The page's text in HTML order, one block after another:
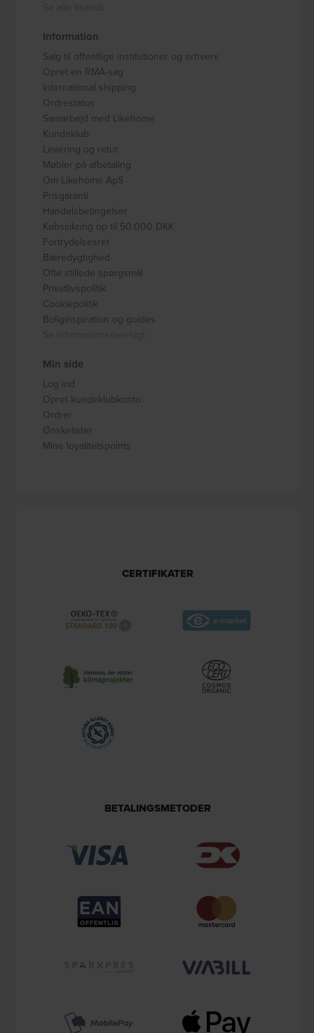
Information
Salg til offentlige institutioner og erhverv
Opret en RMA-sag
International shipping
Ordrestatus
Samarbejd med Likehome
Kundeklub
Levering og retur
Møbler på afbetaling
Om Likehome ApS
Prisgaranti
Handelsbetingelser
Købssikring op til 50.000 DKK
Fortrydelsesret
Bæredygtighed
Ofte stillede spørgsmål
Privatlivspolitik
Cookiepolitik
Boliginspiration og guides
Min side
Log ind
Opret kundeklubkonto
Ordrer
Ønskelister
Mine loyalitetspoints
CERTIFIKATER
BETALINGSMETODER